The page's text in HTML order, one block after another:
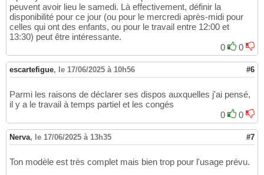
41
42
43
44
46
47
48
49
50
51
52
53
54
56
CREATE TABLE PRS_prestation(
   CLI_ident
INT,
   COM_seq
SMALLINT,
   PRS_seq
SMALLINT
PRIMARY KEY(CLI_ident, COM_seq, PRS_seq)
FOREIGN KEY(CLI_ident, COM_seq
FOREIGN KEY(CMP_ident) REFERENCES
) ;
CREATE TABLE PLA_plage(
   CAL_date
DATE,
   PLA_seq
SMALLINT,
   PLA_hdeb TIME,
PRIMARY KEY(CAL_date, PLA_seq),
peuvent avoir lieu le samedi. Là effectivement, définir la
disponibilité pour ce jour (ou pour le mercredi après-midi pour
celles qui ont des enfants, ou pour le travail entre 12:00 et
13:30) peut être intéressante.
0
0
escartefigue, le 17/06/2025 à 10h56 #6
Parmi les raisons de déclarer ses dispos auxquelles j'ai pensé,
il y a le travail à temps partiel et les congés
0
0
Nerva, le 17/06/2025 à 13h35 #7
Ton modèle est très complet mais bien trop pour l'usage prévu.